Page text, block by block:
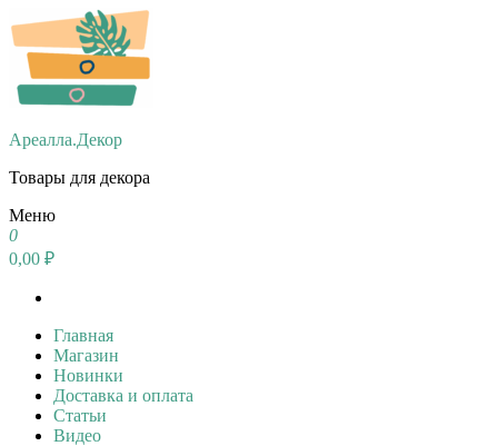
Ареалла.Декор
Товары для декора
Меню
0
0,00 ₽
Главная
Магазин
Новинки
Доставка и оплата
Статьи
Видео